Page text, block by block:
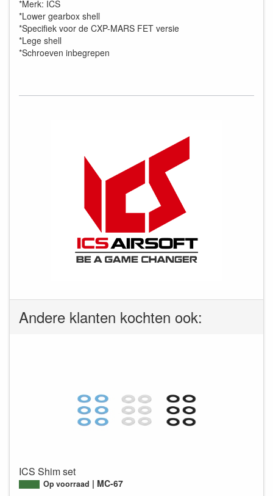
*Merk: ICS
*Lower gearbox shell
*Specifiek voor de CXP-MARS FET versie
*Lege shell
*Schroeven inbegrepen
Andere klanten kochten ook:
ICS Shim set
Op voorraad MC-67